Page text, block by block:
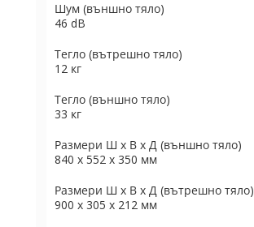
Шум (външно тяло)
46 dB
Тегло (вътрешно тяло)
12 кг
Тегло (външно тяло)
33 кг
Размери Ш х В х Д (външно тяло)
840 x 552 x 350 мм
Размери Ш х В х Д (вътрешно тяло)
900 x 305 x 212 мм